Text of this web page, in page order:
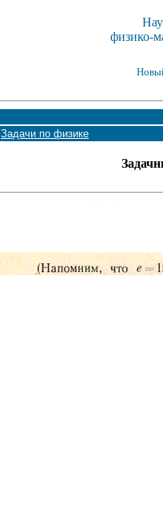
физико-
Задачи по физике